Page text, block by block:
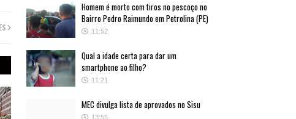
Homem é morto com tiros no pescoço no
Bairro Pedro Raimundo em Petrolina (PE)
11:52
Qual a idade certa para dar um
smartphone ao filho?
11:21
MEC divulga lista de aprovados no Sisu
13:55